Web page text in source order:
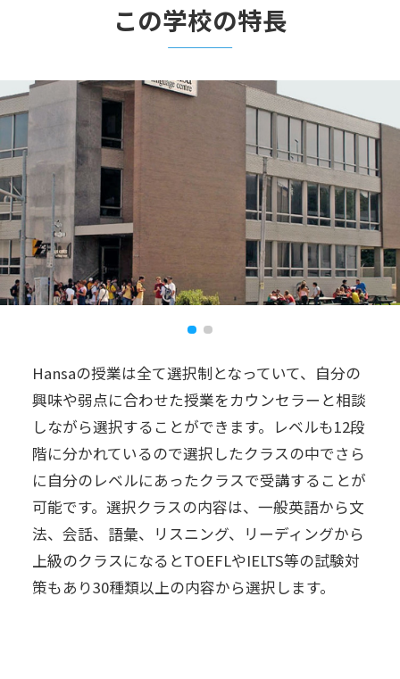
この学校の特長
Hansaの授業は全て選択制となっていて、自分の
興味や弱点に合わせた授業をカウンセラーと相談
しながら選択することができます。レベルも12段
階に分かれているので選択したクラスの中でさら
に自分のレベルにあったクラスで受講することが
可能です。選択クラスの内容は、一般英語から文
法、会話、語彙、リスニング、リーディングから
上級のクラスになるとTOEFLやIELTS等の試験対
策もあり30種類以上の内容から選択します。